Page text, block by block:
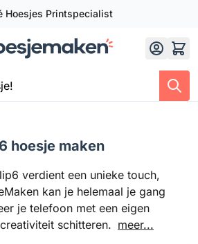
Hoesjes Printspecialist
hoesje maken
verdient een unieke touch,
kan je helemaal je gang
je telefoon met een eigen
schitteren. meer...